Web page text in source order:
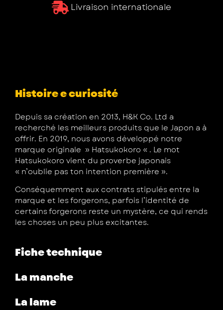
Livraison internationale
Histoire e curiosité
Depuis sa création en 2013, H&K Co. Ltd a
recherché les meilleurs produits que le Japon a à
offrir. En 2019, nous avons développé notre
marque originale » Hatsukokoro « . Le mot
Hatsukokoro vient du proverbe japonais
« n’oublie pas ton intention première ».
Conséquemment aux contrats stipulés entre la
marque et les forgerons, parfois l’identité de
certains forgerons reste un mystère, ce qui rends
les choses un peu plus excitantes.
Fiche technique
La manche
La lame